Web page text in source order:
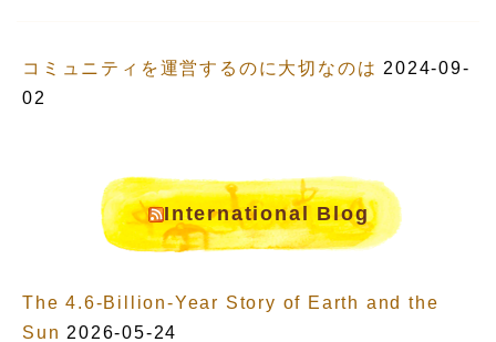
コミュニティを運営するのに大切なのは 2024-09-
02
International Blog
The 4.6-Billion-Year Story of Earth and the
Sun 2026-05-24